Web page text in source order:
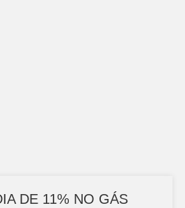
DE 11% NO GÁS